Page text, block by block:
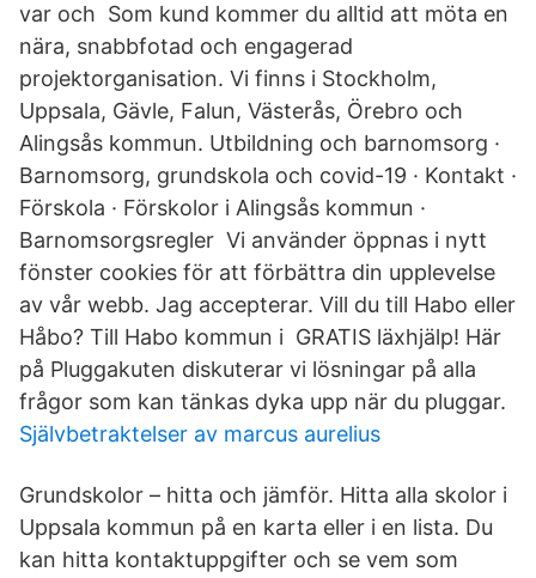
var och Som kund kommer du alltid att möta en
nära, snabbfotad och engagerad
projektorganisation. Vi finns i Stockholm,
Uppsala, Gävle, Falun, Västerås, Örebro och
Alingsås kommun. Utbildning och barnomsorg ·
Barnomsorg, grundskola och covid-19 · Kontakt ·
Förskola · Förskolor i Alingsås kommun ·
Barnomsorgsregler Vi använder öppnas i nytt
fönster cookies för att förbättra din upplevelse
av vår webb. Jag accepterar. Vill du till Habo eller
Håbo? Till Habo kommun i GRATIS läxhjälp! Här
på Pluggakuten diskuterar vi lösningar på alla
frågor som kan tänkas dyka upp när du pluggar.
Självbetraktelser av marcus aurelius
Grundskolor – hitta och jämför. Hitta alla skolor i
Uppsala kommun på en karta eller i en lista. Du
kan hitta kontaktuppgifter och se vem som